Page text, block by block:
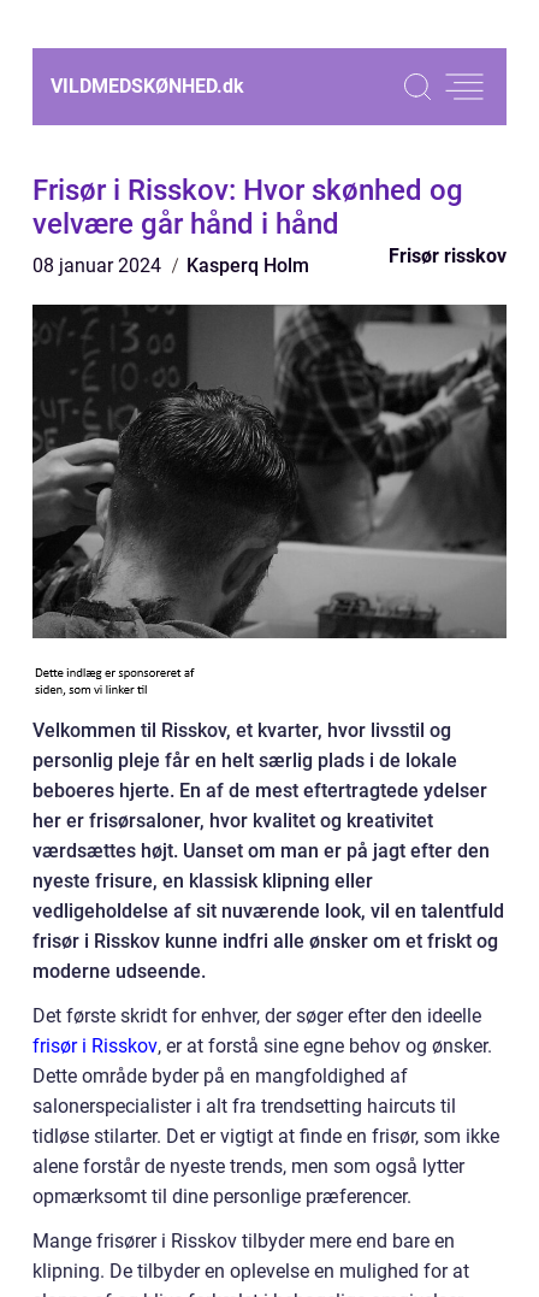
VILDMEDSKØNHED.dk
Frisør i Risskov: Hvor skønhed og
velvære går hånd i hånd
08 januar 2024 Kasperq Holm Frisør risskov
Velkommen til Risskov, et kvarter, hvor livsstil og
personlig pleje får en helt særlig plads i de lokale
beboeres hjerte. En af de mest eftertragtede ydelser
her er frisørsaloner, hvor kvalitet og kreativitet
værdsættes højt. Uanset om man er på jagt efter den
nyeste frisure, en klassisk klipning eller
vedligeholdelse af sit nuværende look, vil en talentfuld
frisør i Risskov kunne indfri alle ønsker om et friskt og
moderne udseende.
Det første skridt for enhver, der søger efter den ideelle
frisør i Risskov, er at forstå sine egne behov og ønsker.
Dette område byder på en mangfoldighed af
salonerspecialister i alt fra trendsetting haircuts til
tidløse stilarter. Det er vigtigt at finde en frisør, som ikke
alene forstår de nyeste trends, men som også lytter
opmærksomt til dine personlige præferencer.
Mange frisører i Risskov tilbyder mere end bare en
klipning. De tilbyder en oplevelse en mulighed for at